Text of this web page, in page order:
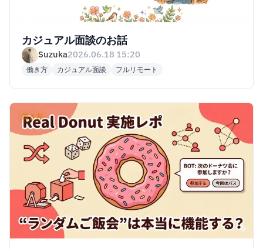
カジュアル面談のお話
Suzuka2026.06.18 15:20
働き方 カジュアル面談 フルリモート
働き方